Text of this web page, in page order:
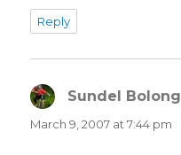
Reply
Sundel Bolong
March 9, 2007 at 7:44 pm